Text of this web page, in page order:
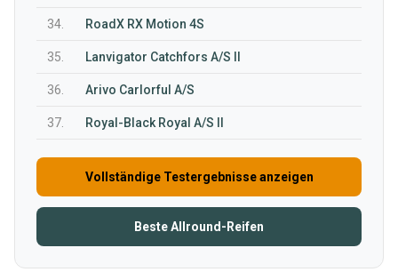
34. RoadX RX Motion 4S
35. Lanvigator Catchfors A/S II
36. Arivo Carlorful A/S
37. Royal-Black Royal A/S II
Vollständige Testergebnisse anzeigen
Beste Allround-Reifen